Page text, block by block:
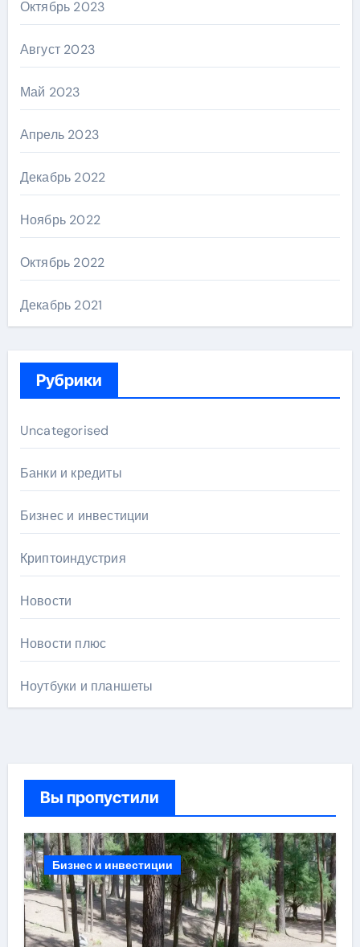
Октябрь 2023
Август 2023
Май 2023
Апрель 2023
Декабрь 2022
Ноябрь 2022
Октябрь 2022
Декабрь 2021
Рубрики
Uncategorised
Банки и кредиты
Бизнес и инвестиции
Криптоиндустрия
Новости
Новости плюс
Ноутбуки и планшеты
Вы пропустили
Бизнес и инвестиции